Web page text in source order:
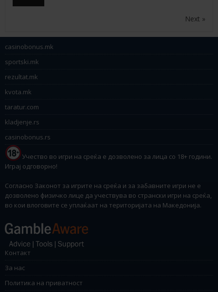
Next »
casinobonus.mk
sportski.mk
rezultat.mk
kvota.mk
taratur.com
kladjenje.rs
casinobonus.rs
Учество во игри на среќа е дозволено за лица со 18+ години.
Играј одговорно!
Согласно Законот за игрите на среќа и за забавните игри не е
дозволено физичко лице да учествува во странски игри на среќа,
во кои влоговите се уплаќаат на територијата на Македонија.
Контакт
За нас
Политика на приватност